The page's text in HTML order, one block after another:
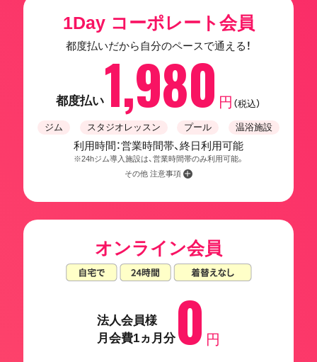
1Day コーポレート会員
都度払いだから自分のペースで通える！
都度払い1,980 円 （税込）
ジム スタジオレッスン プール 温浴施設
利用時間：営業時間帯、終日利用可能
※24hジム導入施設は、営業時間帯のみ利用可能。
その他 注意事項
オンライン会員
法人会員様
月会費1ヵ月分0 円